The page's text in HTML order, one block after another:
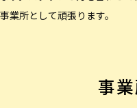
事業所として頑張ります。
事